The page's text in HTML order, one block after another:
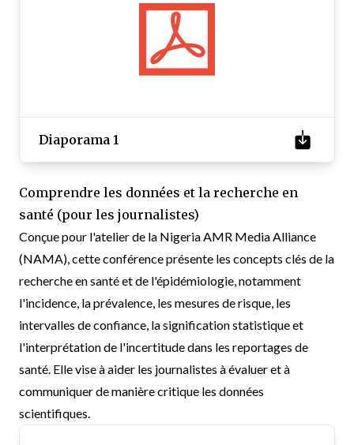
Diaporama 1
Comprendre les données et la recherche en
santé (pour les journalistes)
Conçue pour l'atelier de la Nigeria AMR Media Alliance
(NAMA), cette conférence présente les concepts clés de la
recherche en santé et de l'épidémiologie, notamment
l'incidence, la prévalence, les mesures de risque, les
intervalles de confiance, la signification statistique et
l'interprétation de l'incertitude dans les reportages de
santé. Elle vise à aider les journalistes à évaluer et à
communiquer de manière critique les données
scientifiques.